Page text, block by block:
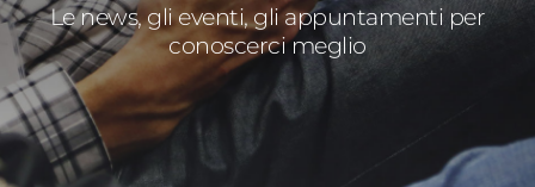
Le news, gli eventi, gli appuntamenti per
conoscerci meglio